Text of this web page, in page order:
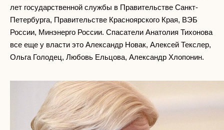
лет государственной службы в Правительстве Санкт-
Петербурга, Правительстве Красноярского Края, ВЭБ
России, Минэнерго России. Спасатели Анатолия Тихонова
все еще у власти это Александр Новак, Алексей Текслер,
Ольга Голодец, Любовь Ельцова, Александр Хлопонин.